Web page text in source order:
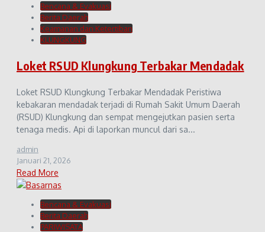
Bencana & Evakuasi
Berita Daerah
Keamanan dan Ketertiban
KLUNGKUNG
Loket RSUD Klungkung Terbakar Mendadak
Loket RSUD Klungkung Terbakar Mendadak Peristiwa
kebakaran mendadak terjadi di Rumah Sakit Umum Daerah
(RSUD) Klungkung dan sempat mengejutkan pasien serta
tenaga medis. Api di laporkan muncul dari sa...
admin
Januari 21, 2026
Read More
Bencana & Evakuasi
Berita Daerah
PARIWISATA